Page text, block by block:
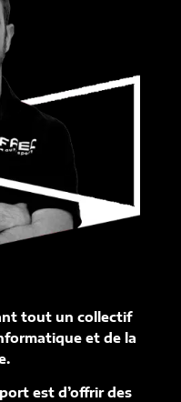
tout un collectif
et de la
est d’offrir des